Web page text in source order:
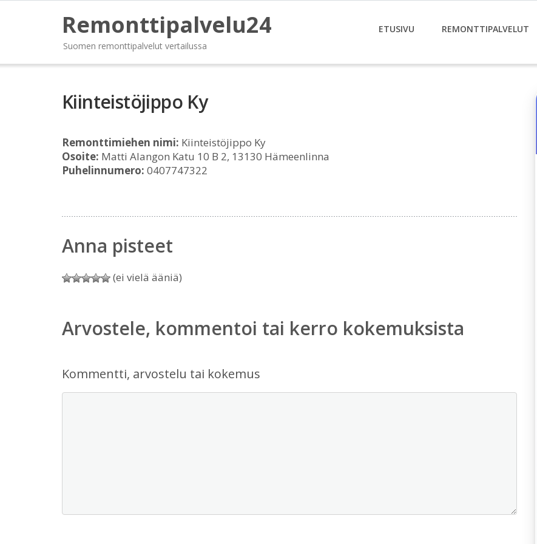
Remonttipalvelu24
Suomen remonttipalvelut vertailussa
ETUSIVU REMONTTIPALVELUT
Kiinteistöjippo Ky
Remonttimiehen nimi: Kiinteistöjippo Ky
Osoite: Matti Alangon Katu 10 B 2, 13130 Hämeenlinna
Puhelinnumero: 0407747322
Anna pisteet
(ei vielä ääniä)
Arvostele, kommentoi tai kerro kokemuksista
Kommentti, arvostelu tai kokemus